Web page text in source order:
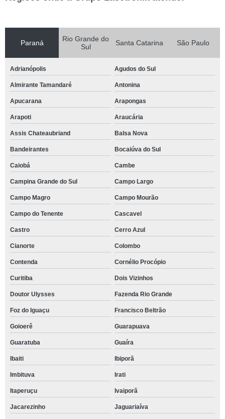
Paraná
Rio Grande do
Sul
Santa Catarina São Paulo
Adrianópolis Agudos do Sul
Almirante Tamandaré Antonina
Apucarana Arapongas
Arapoti Araucária
Assis Chateaubriand Balsa Nova
Bandeirantes Bocaiúva do Sul
Caiobá Cambe
Campina Grande do Sul Campo Largo
Campo Magro Campo Mourão
Campo do Tenente Cascavel
Castro Cerro Azul
Cianorte Colombo
Contenda Cornélio Procópio
Curitiba Dois Vizinhos
Doutor Ulysses Fazenda Rio Grande
Foz do Iguaçu Francisco Beltrão
Goioerê Guarapuava
Guaratuba Guaíra
Ibaiti Ibiporã
Imbituva Irati
Itaperuçu Ivaiporã
Jacarezinho Jaguariaíva